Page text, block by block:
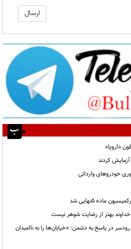
«اروپا»
آزمایش کردند
خودروهای وارداتی
ماده ۵نهایی شد
بهتر از رضایت شوهر نیست
در پاسخ به دشمن: «خیابان‌ها را به ناامیدان